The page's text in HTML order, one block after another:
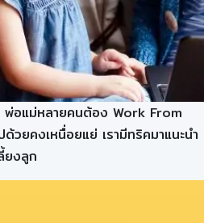
อแม่หลายคนต้อง Work From
วยคงเหนื่อยแย่ เรามีทริคมาแนะนำ
ยงลูก